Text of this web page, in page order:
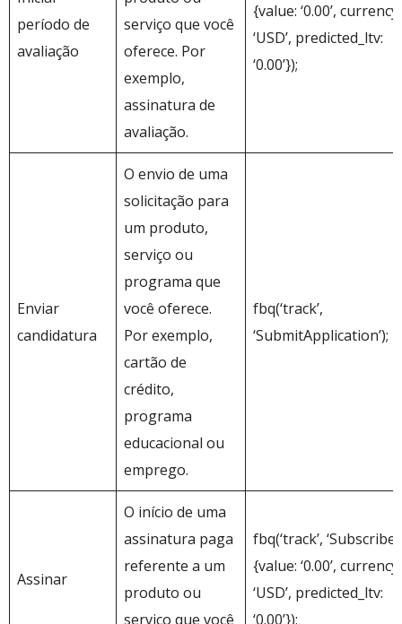
período de
avaliação
serviço que você
oferece. Por
exemplo,
assinatura de
avaliação.
{value: ‘0.00’, currency:
‘USD’, predicted_ltv:
‘0.00’});
Enviar
candidatura
O envio de uma
solicitação para
um produto,
serviço ou
programa que
você oferece.
Por exemplo,
cartão de
crédito,
programa
educacional ou
emprego.
fbq(‘track’,
‘SubmitApplication’);
Assinar
O início de uma
assinatura paga
referente a um
produto ou
serviço que você
fbq(‘track’, ‘Subscribe’,
{value: ‘0.00’, currency:
‘USD’, predicted_ltv:
‘0.00’});